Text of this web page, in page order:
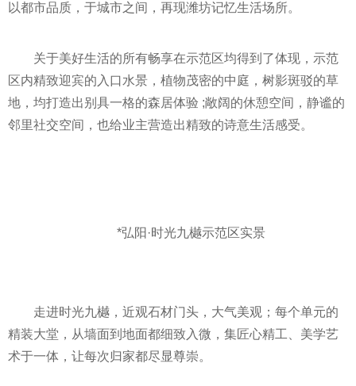
以都市品质，于城市之间，再现潍坊记忆生活场所。
关于美好生活的所有畅享在示范区均得到了体现，示范
区内精致迎宾的入口水景，植物茂密的中庭，树影斑驳的草
地，均打造出别具一格的森居体验 ;敞阔的休憩空间，静谧的
邻里社交空间，也给业主营造出精致的诗意生活感受。
*弘阳·时光九樾示范区实景
走进时光九樾， 近观石材门头，大气美观；每个单元的
精装大堂，从墙面到地面都细致入微，集匠心精工、美学艺
术于一体，让每次归家都尽显尊崇。